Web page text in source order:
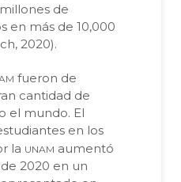
de
en más de 10,000
2020).
fueron de
cantidad de
el mundo. El
en los
la unam aumentó
2020 en un